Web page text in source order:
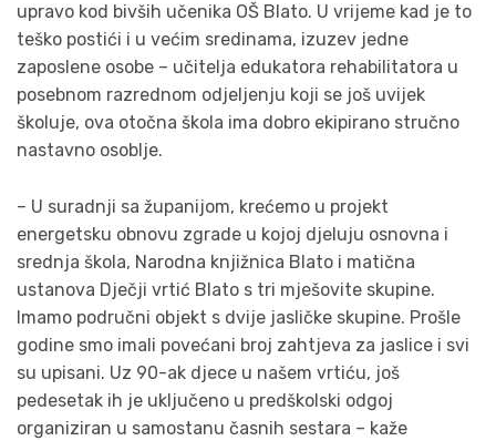
upravo kod bivših učenika OŠ Blato. U vrijeme kad je to
teško postići i u većim sredinama, izuzev jedne
zaposlene osobe – učitelja edukatora rehabilitatora u
posebnom razrednom odjeljenju koji se još uvijek
školuje, ova otočna škola ima dobro ekipirano stručno
nastavno osoblje.
– U suradnji sa županijom, krećemo u projekt
energetsku obnovu zgrade u kojoj djeluju osnovna i
srednja škola, Narodna knjižnica Blato i matična
ustanova Dječji vrtić Blato s tri mješovite skupine.
Imamo područni objekt s dvije jasličke skupine. Prošle
godine smo imali povećani broj zahtjeva za jaslice i svi
su upisani. Uz 90-ak djece u našem vrtiću, još
pedesetak ih je uključeno u predškolski odgoj
organiziran u samostanu časnih sestara – kaže